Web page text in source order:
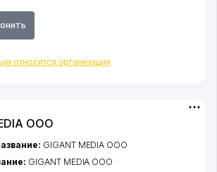
относится организация
ООО
GIGANT MEDIA ООО
GIGANT MEDIA ООО